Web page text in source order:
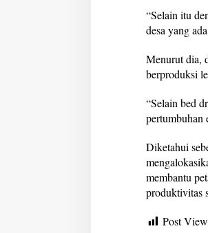
“Selain itu
desa yang
Menurut dia,
berproduksi
“Selain bed
pertumbuhan
Diketahui
membantu
produktivitas
Post